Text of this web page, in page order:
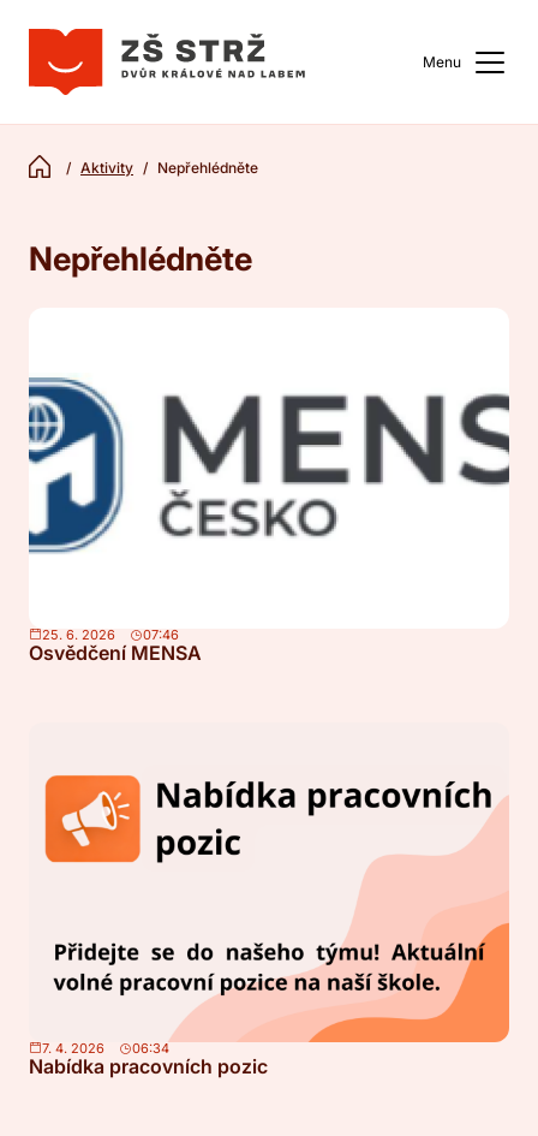
Menu
Aktivity Nepřehlédněte
Nepřehlédněte
25. 6. 2026 07:46
Osvědčení MENSA
7. 4. 2026 06:34
Nabídka pracovních pozic